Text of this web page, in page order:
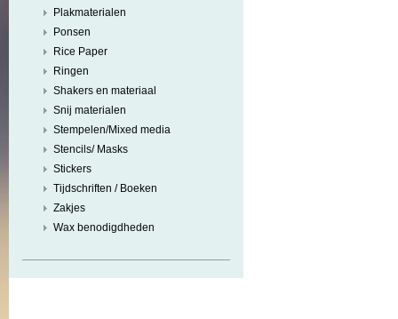
Plakmaterialen
Ponsen
Rice Paper
Ringen
Shakers en materiaal
Snij materialen
Stempelen/Mixed media
Stencils/ Masks
Stickers
Tijdschriften / Boeken
Zakjes
Wax benodigdheden